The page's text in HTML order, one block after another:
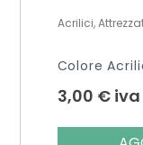
Acrilici,
Colore
3,00 €